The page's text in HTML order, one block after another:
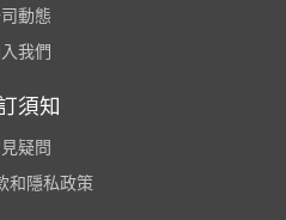
動態
我們
須知
疑問
和隱私政策